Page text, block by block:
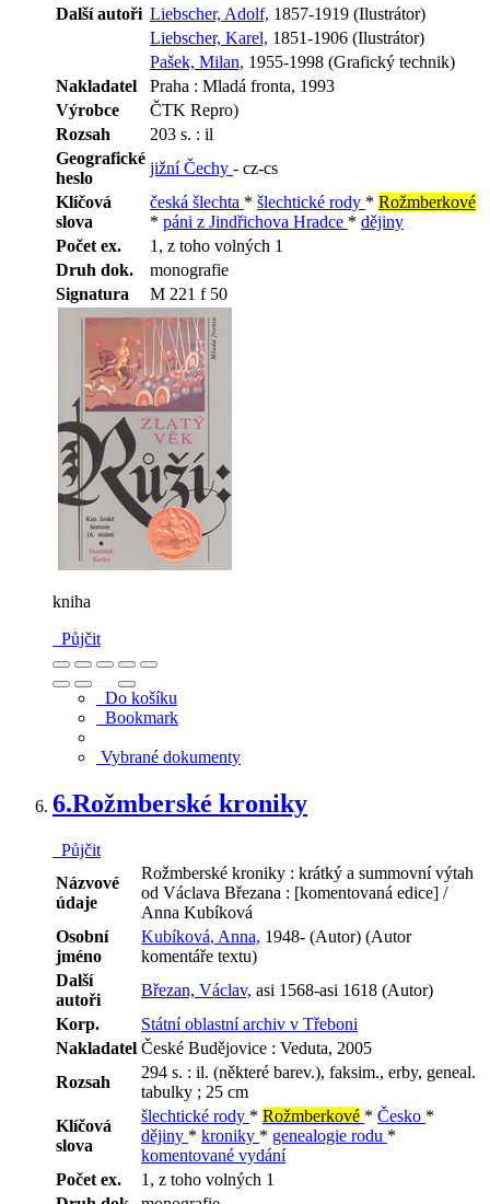
Další autoři Liebscher, Adolf, 1857-1919 (Ilustrátor)
Liebscher, Karel, 1851-1906 (Ilustrátor)
Pašek, Milan, 1955-1998 (Grafický technik)
Nakladatel
Praha : Mladá fronta, 1993
Výrobce
ČTK Repro)
Rozsah
203 s. : il
Geografické
heslo
jižní Čechy - cz-cs
Klíčová
slova
česká šlechta * šlechtické rody * Rožmberkové
* páni z Jindřichova Hradce * dějiny
Počet ex.
1, z toho volných 1
Druh dok.
monografie
Signatura
M 221 f 50
kniha
Půjčit
Do košíku
Bookmark
Vybrané dokumenty
6.Rožmberské kroniky
Půjčit
Názvové
údaje
Rožmberské kroniky : krátký a summovní výtah
od Václava Březana : [komentovaná edice] /
Anna Kubíková
Osobní
jméno
Kubíková, Anna, 1948- (Autor) (Autor
komentáře textu)
Další
autoři
Březan, Václav, asi 1568-asi 1618 (Autor)
Korp.
Státní oblastní archiv v Třeboni
Nakladatel České Budějovice : Veduta, 2005
Rozsah
294 s. : il. (některé barev.), faksim., erby, geneal.
tabulky ; 25 cm
Klíčová
slova
šlechtické rody * Rožmberkové * Česko *
dějiny * kroniky * genealogie rodu *
komentované vydání
Počet ex.
1, z toho volných 1